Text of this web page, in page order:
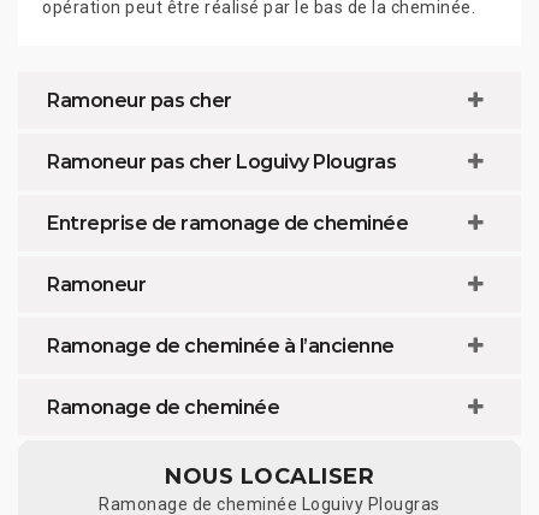
opération peut être réalisé par le bas de la cheminée.
Ramoneur pas cher
Ramoneur pas cher Loguivy Plougras
Entreprise de ramonage de cheminée
Ramoneur
Ramonage de cheminée à l’ancienne
Ramonage de cheminée
NOUS LOCALISER
Ramonage de cheminée Loguivy Plougras